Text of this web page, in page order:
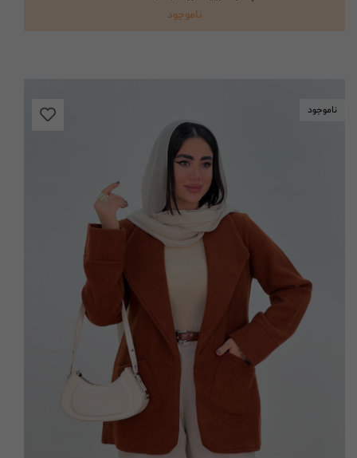
ناموجود
ناموجود